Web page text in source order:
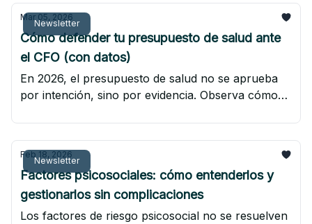
prevención en una estrategia medible.
Newsletter
Mar 05, 2026
Cómo defender tu presupuesto de salud ante
el CFO (con datos)
En 2026, el presupuesto de salud no se aprueba
por intención, sino por evidencia. Observa cómo
prevención como infraestructura estratégica.
Newsletter
Feb 18, 2026
Factores psicosociales: cómo entenderlos y
gestionarlos sin complicaciones
Los factores de riesgo psicosocial no se resuelven